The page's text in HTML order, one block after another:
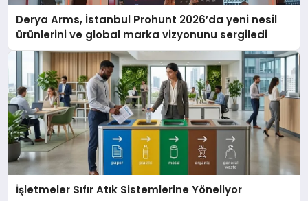
Derya Arms, İstanbul Prohunt 2026’da yeni nesil
ürünlerini ve global marka vizyonunu sergiledi
İşletmeler Sıfır Atık Sistemlerine Yöneliyor